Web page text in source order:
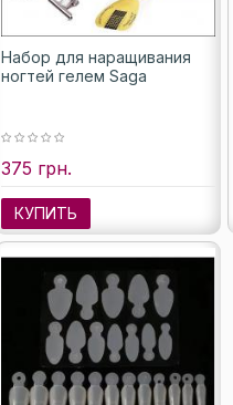
Набор для наращивания
ногтей гелем Saga
375 грн.
КУПИТЬ